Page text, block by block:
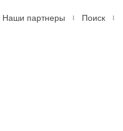
Наши партнеры Поиск